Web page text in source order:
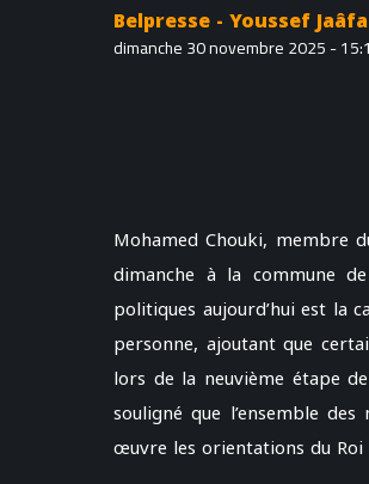
Belpresse - Youssef
dimanche 30 novembre 2025 -
Mohamed Chouki, membre
dimanche à la commune
politiques aujourd’hui est la
personne, ajoutant que
lors de la neuvième étape
souligné que l’ensemble
œuvre les orientations du